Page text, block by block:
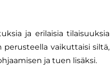
ja erilaisia tilaisuuksia
vaikuttaisi siltä,
ja tuen lisäksi.